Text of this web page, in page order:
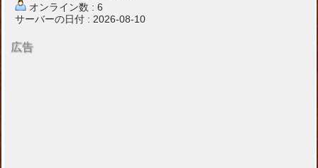
オンライン数 : 6
サーバーの日付 : 2026-08-10
広告